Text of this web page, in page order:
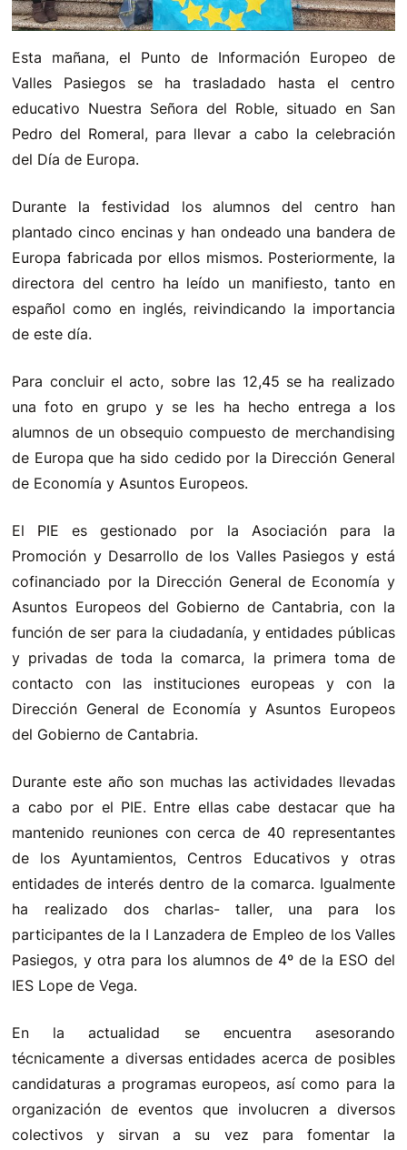
Esta mañana, el Punto de Información Europeo de
Valles Pasiegos se ha trasladado hasta el centro
educativo Nuestra Señora del Roble, situado en San
Pedro del Romeral, para llevar a cabo la celebración
del Día de Europa.
Durante la festividad los alumnos del centro han
plantado cinco encinas y han ondeado una bandera de
Europa fabricada por ellos mismos. Posteriormente, la
directora del centro ha leído un manifiesto, tanto en
español como en inglés, reivindicando la importancia
de este día.
Para concluir el acto, sobre las 12,45 se ha realizado
una foto en grupo y se les ha hecho entrega a los
alumnos de un obsequio compuesto de merchandising
de Europa que ha sido cedido por la Dirección General
de Economía y Asuntos Europeos.
El PIE es gestionado por la Asociación para la
Promoción y Desarrollo de los Valles Pasiegos y está
cofinanciado por la Dirección General de Economía y
Asuntos Europeos del Gobierno de Cantabria, con la
función de ser para la ciudadanía, y entidades públicas
y privadas de toda la comarca, la primera toma de
contacto con las instituciones europeas y con la
Dirección General de Economía y Asuntos Europeos
del Gobierno de Cantabria.
Durante este año son muchas las actividades llevadas
a cabo por el PIE. Entre ellas cabe destacar que ha
mantenido reuniones con cerca de 40 representantes
de los Ayuntamientos, Centros Educativos y otras
entidades de interés dentro de la comarca. Igualmente
ha realizado dos charlas- taller, una para los
participantes de la I Lanzadera de Empleo de los Valles
Pasiegos, y otra para los alumnos de 4º de la ESO del
IES Lope de Vega.
En la actualidad se encuentra asesorando
técnicamente a diversas entidades acerca de posibles
candidaturas a programas europeos, así como para la
organización de eventos que involucren a diversos
colectivos y sirvan a su vez para fomentar la